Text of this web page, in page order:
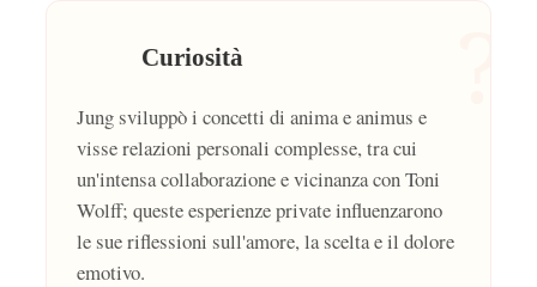
Curiosità
Jung sviluppò i concetti di anima e animus e
visse relazioni personali complesse, tra cui
un'intensa collaborazione e vicinanza con Toni
Wolff; queste esperienze private influenzarono
le sue riflessioni sull'amore, la scelta e il dolore
emotivo.